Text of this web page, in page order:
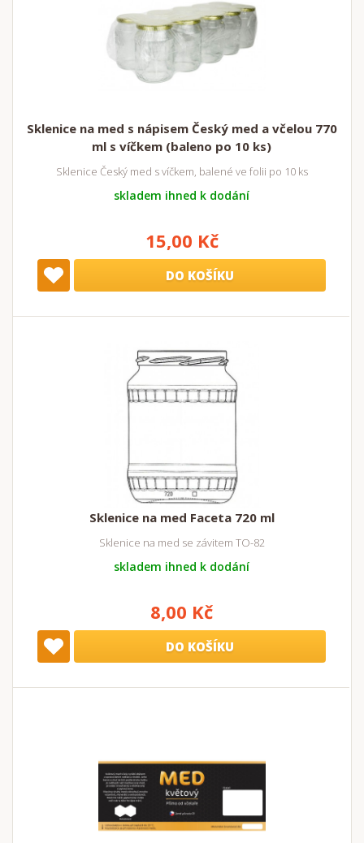
Sklenice na med s nápisem Český med a včelou 770
ml s víčkem (baleno po 10 ks)
Sklenice Český med s víčkem, balené ve folii po 10 ks
skladem ihned k dodání
15,00 Kč
DO KOŠÍKU
Sklenice na med Faceta 720 ml
Sklenice na med se závitem TO-82
skladem ihned k dodání
8,00 Kč
DO KOŠÍKU